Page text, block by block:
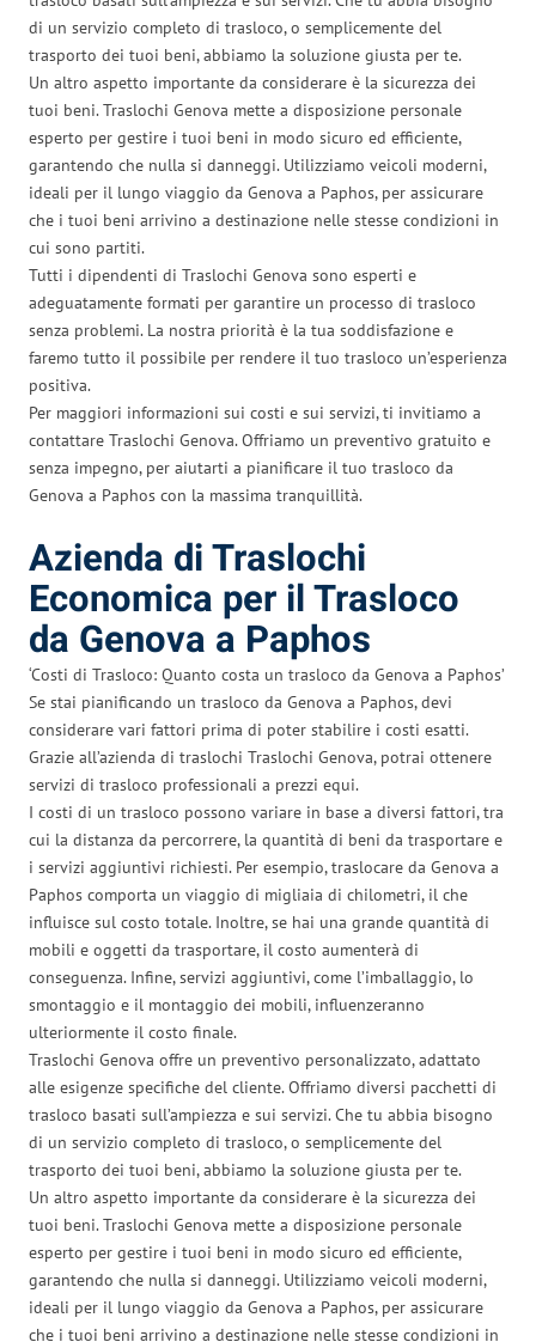
di un servizio completo di trasloco, o semplicemente del
trasporto dei tuoi beni, abbiamo la soluzione giusta per te.
Un altro aspetto importante da considerare è la sicurezza dei
tuoi beni. Traslochi Genova mette a disposizione personale
esperto per gestire i tuoi beni in modo sicuro ed efficiente,
garantendo che nulla si danneggi. Utilizziamo veicoli moderni,
ideali per il lungo viaggio da Genova a Paphos, per assicurare
che i tuoi beni arrivino a destinazione nelle stesse condizioni in
cui sono partiti.
Tutti i dipendenti di Traslochi Genova sono esperti e
adeguatamente formati per garantire un processo di trasloco
senza problemi. La nostra priorità è la tua soddisfazione e
faremo tutto il possibile per rendere il tuo trasloco un’esperienza
positiva.
Per maggiori informazioni sui costi e sui servizi, ti invitiamo a
contattare Traslochi Genova. Offriamo un preventivo gratuito e
senza impegno, per aiutarti a pianificare il tuo trasloco da
Genova a Paphos con la massima tranquillità.
Azienda di Traslochi
Economica per il Trasloco
da Genova a Paphos
‘Costi di Trasloco: Quanto costa un trasloco da Genova a Paphos’
Se stai pianificando un trasloco da Genova a Paphos, devi
considerare vari fattori prima di poter stabilire i costi esatti.
Grazie all’azienda di traslochi Traslochi Genova, potrai ottenere
servizi di trasloco professionali a prezzi equi.
I costi di un trasloco possono variare in base a diversi fattori, tra
cui la distanza da percorrere, la quantità di beni da trasportare e
i servizi aggiuntivi richiesti. Per esempio, traslocare da Genova a
Paphos comporta un viaggio di migliaia di chilometri, il che
influisce sul costo totale. Inoltre, se hai una grande quantità di
mobili e oggetti da trasportare, il costo aumenterà di
conseguenza. Infine, servizi aggiuntivi, come l’imballaggio, lo
smontaggio e il montaggio dei mobili, influenzeranno
ulteriormente il costo finale.
Traslochi Genova offre un preventivo personalizzato, adattato
alle esigenze specifiche del cliente. Offriamo diversi pacchetti di
trasloco basati sull’ampiezza e sui servizi. Che tu abbia bisogno
di un servizio completo di trasloco, o semplicemente del
trasporto dei tuoi beni, abbiamo la soluzione giusta per te.
Un altro aspetto importante da considerare è la sicurezza dei
tuoi beni. Traslochi Genova mette a disposizione personale
esperto per gestire i tuoi beni in modo sicuro ed efficiente,
garantendo che nulla si danneggi. Utilizziamo veicoli moderni,
ideali per il lungo viaggio da Genova a Paphos, per assicurare
che i tuoi beni arrivino a destinazione nelle stesse condizioni in